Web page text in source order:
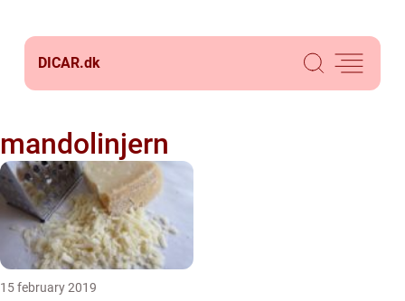
DICAR.dk
mandolinjern
15 february 2019